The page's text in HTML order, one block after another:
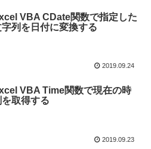
VBA CDate関数で指定した
字列を日付に変換する
2019.09.24
VBA Time関数で現在の時
を取得する
2019.09.23